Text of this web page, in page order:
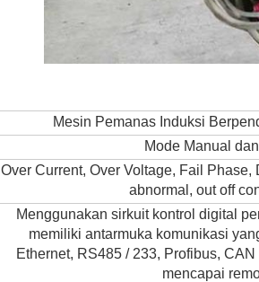
Mesin Pemanas Induksi
Mode Manual
Over Current, Over Voltage, Fail
abnormal, out off
Menggunakan sirkuit kontrol digital
memiliki antarmuka komunikasi
Ethernet, RS485 / 233, Profibus,
mencapai